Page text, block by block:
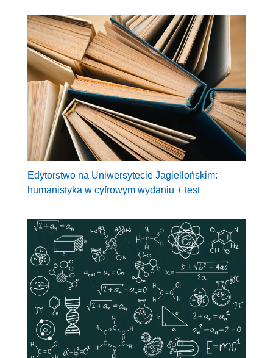
Edytorstwo na Uniwersytecie Jagiellońskim:
humanistyka w cyfrowym wydaniu + test